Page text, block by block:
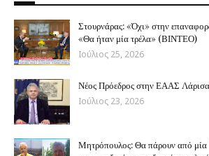
Στουρνάρας: «Όχι» στην
«Θα ήταν μία τρέλα» (ΒΙΝΤΕΟ)
Ιούλιος 25, 2026
Νέος Πρόεδρος στην ΕΑΑΣ
Ιούλιος 23, 2026
Μητρόπουλος: Θα πάρουν από